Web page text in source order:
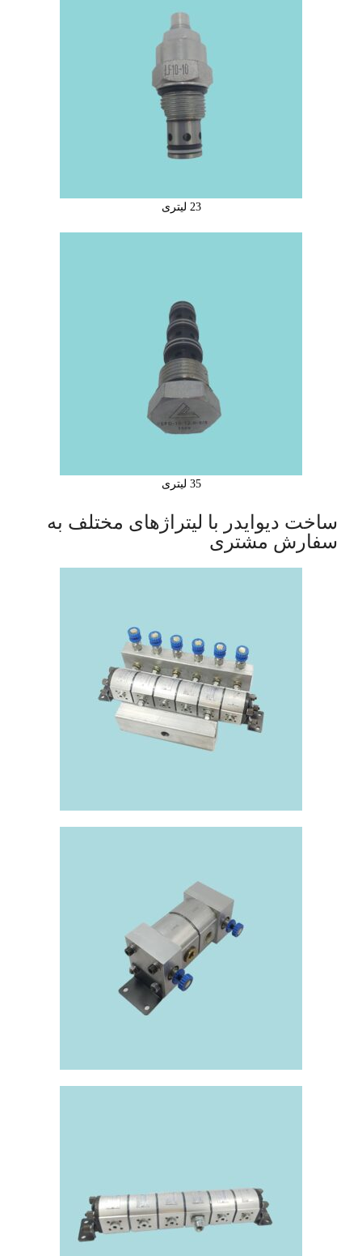
23 لیتری
35 لیتری
ساخت دیوایدر با لیتراژهای مختلف به
سفارش مشتری